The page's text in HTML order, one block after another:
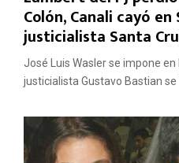
Colón, Canali cayó en
justicialista Santa
José Luis Wasler se impone en
justicialista Gustavo Bastian se